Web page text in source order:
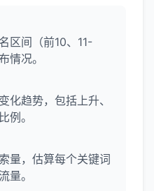
区间（前10、11-
情况。
化趋势，包括上升、
例。
量，估算每个关键词
量。